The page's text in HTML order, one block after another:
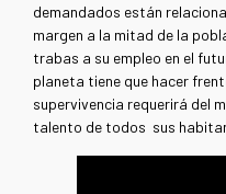
demandados están
margen a la mitad de la
trabas a su empleo en el
planeta tiene que hacer
supervivencia requerirá del
talento de todos sus